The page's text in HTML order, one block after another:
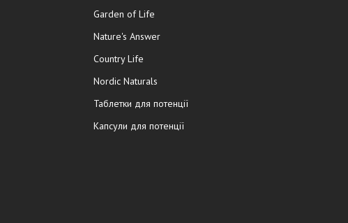
Garden of Life
Nature's Answer
Country Life
Nordic Naturals
Таблетки для потенції
Капсули для потенції